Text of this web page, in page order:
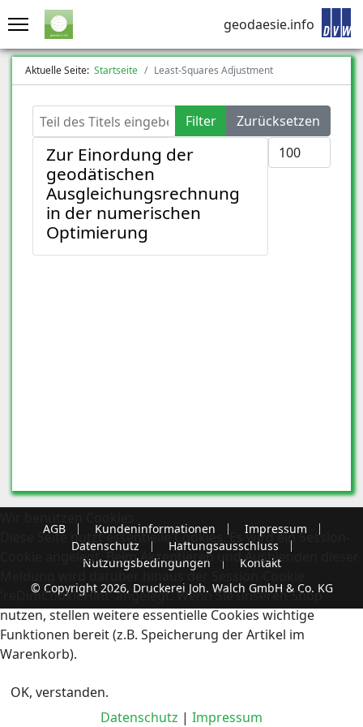
geodaesie.info
Aktuelle Seite: Startseite Least-Squares Adjustment
Teil des Titels eingeben Filter
Zurücksetzen
Anzeige #
Zur Einordung der
geodätischen
Ausgleichungsrechnung
in der numerischen
Optimierung
AGB Kundeninformationen
Impressum
Datenschutz
Haftungsausschluss
Nutzungsbedingungen
Kontakt
© Copyright 2026, Druckerei Joh. Walch GmbH & Co. KG
Diese Seite nutzt essentielle Cookies. Es wird ein Session-
Cookie angelegt. Beim Akzeptieren und Ausblenden dieser
Meldung wird darüber hinaus der Session-Cookie
'reDimCookieHint' angelegt. Wenn Sie unseren Shop
nutzen, stellen weitere essentielle Cookies wichtige
Funktionen bereit (z.B. Speicherung der Artikel im
Warenkorb).
OK, verstanden.
Datenschutz | Impressum